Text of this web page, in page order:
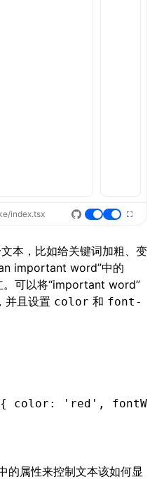
index.tsx
本，比如给关键词加粗、变
important word”中的
可以将“important word”
并且设置 color 和 font-
color : 'red' ,
的属性来控制文本该如何显